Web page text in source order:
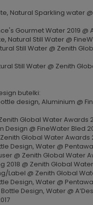
Natural Sparkling water
Gourmet Water 2019 @
Natural Still Water @
Still Water @ Zenith
Still Water @ Zenith
butelki:
design, Aluminium @
Global Water Awards
Design @ FineWater Bled
Global Water Awards
Design, Water @
@ Zenith Global Water
2018 @ Zenith Global
Label @ Zenith Global
Design, Water @
Design, Water @